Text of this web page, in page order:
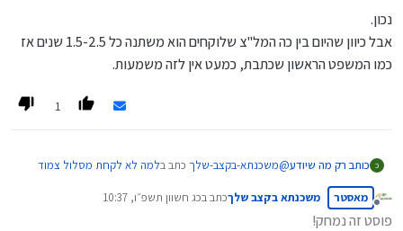
לעומת מל"צ שיהיה הפרש יותר משמעותי.
נכון.
אבל כיוון שהיום בין כה המל"צ שלוקחים הוא משתנה כל 1.5-2.5 שנים אז
כמו המשפט הראשון שכתבת, כמעט אין לזה משמעות.
1
כ כותב רק מה שיודע@משכנתא-בקצב-שלך כתב בלמה לא לקחת מסלול צמוד
מנותק
מאסטר משכנתא בקצב שלךכתב בכג חשוון תשפ״ו, 10:37
נערך לאחרונה על ידי
פוסט זה נמחק!